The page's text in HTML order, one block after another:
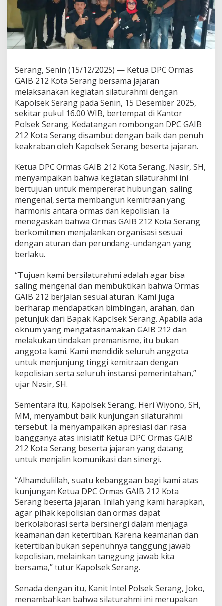
Serang, Senin (15/12/2025) — Ketua DPC Ormas
GAIB 212 Kota Serang bersama jajaran
melaksanakan kegiatan silaturahmi dengan
Kapolsek Serang pada Senin, 15 Desember 2025,
sekitar pukul 16.00 WIB, bertempat di Kantor
Polsek Serang. Kedatangan rombongan DPC GAIB
212 Kota Serang disambut dengan baik dan penuh
keakraban oleh Kapolsek Serang beserta jajaran.
Ketua DPC Ormas GAIB 212 Kota Serang, Nasir, SH,
menyampaikan bahwa kegiatan silaturahmi ini
bertujuan untuk mempererat hubungan, saling
mengenal, serta membangun kemitraan yang
harmonis antara ormas dan kepolisian. Ia
menegaskan bahwa Ormas GAIB 212 Kota Serang
berkomitmen menjalankan organisasi sesuai
dengan aturan dan perundang-undangan yang
berlaku.
“Tujuan kami bersilaturahmi adalah agar bisa
saling mengenal dan membuktikan bahwa Ormas
GAIB 212 berjalan sesuai aturan. Kami juga
berharap mendapatkan bimbingan, arahan, dan
petunjuk dari Bapak Kapolsek Serang. Apabila ada
oknum yang mengatasnamakan GAIB 212 dan
melakukan tindakan premanisme, itu bukan
anggota kami. Kami mendidik seluruh anggota
untuk menjunjung tinggi kemitraan dengan
kepolisian serta seluruh instansi pemerintahan,”
ujar Nasir, SH.
Sementara itu, Kapolsek Serang, Heri Wiyono, SH,
MM, menyambut baik kunjungan silaturahmi
tersebut. Ia menyampaikan apresiasi dan rasa
bangganya atas inisiatif Ketua DPC Ormas GAIB
212 Kota Serang beserta jajaran yang datang
untuk menjalin komunikasi dan sinergi.
“Alhamdulillah, suatu kebanggaan bagi kami atas
kunjungan Ketua DPC Ormas GAIB 212 Kota
Serang beserta jajaran. Inilah yang kami harapkan,
agar pihak kepolisian dan ormas dapat
berkolaborasi serta bersinergi dalam menjaga
keamanan dan ketertiban. Karena keamanan dan
ketertiban bukan sepenuhnya tanggung jawab
kepolisian, melainkan tanggung jawab kita
bersama,” tutur Kapolsek Serang.
Senada dengan itu, Kanit Intel Polsek Serang, Joko,
menambahkan bahwa silaturahmi ini merupakan